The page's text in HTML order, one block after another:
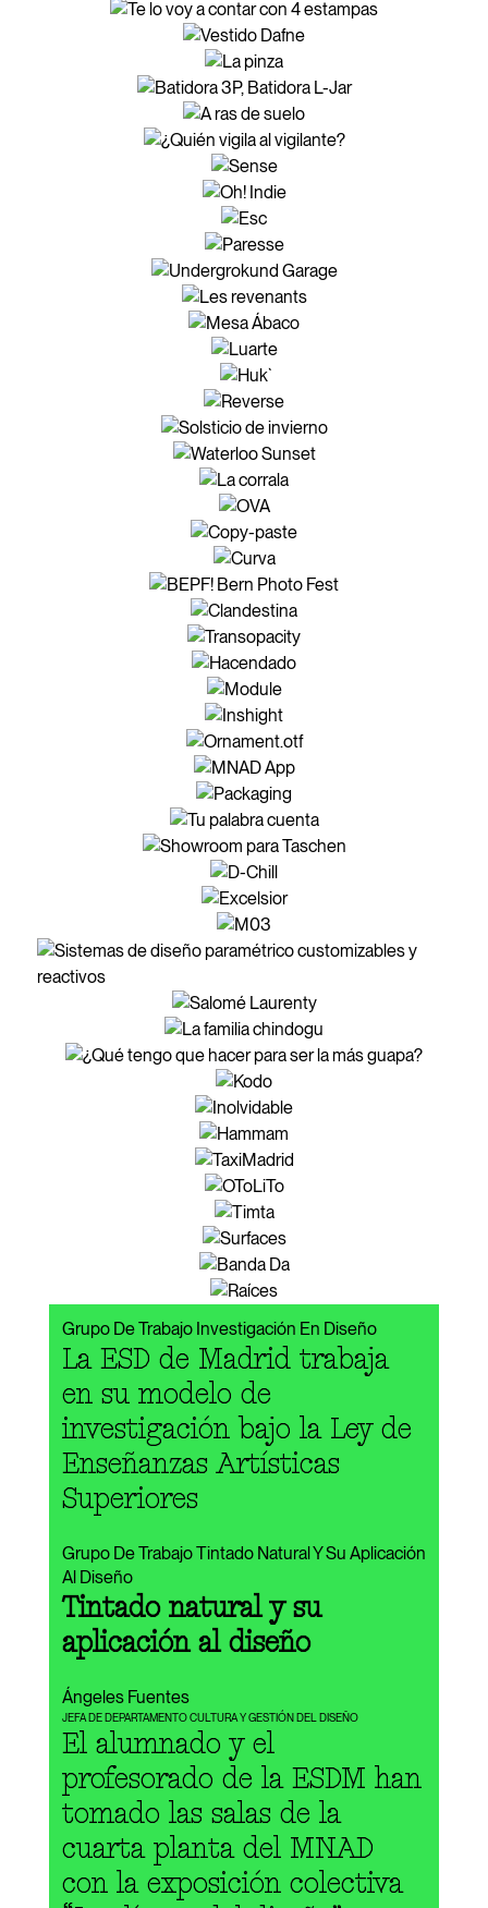
Grupo De Trabajo Investigación En Diseño
La ESD de Madrid trabaja
en su modelo de
investigación bajo la Ley de
Enseñanzas Artísticas
Superiores
Grupo De Trabajo Tintado Natural Y Su Aplicación
Al Diseño
Tintado natural y su
aplicación al diseño
Ángeles Fuentes
JEFA DE DEPARTAMENTO CULTURA Y GESTIÓN DEL DISEÑO
El alumnado y el
profesorado de la ESDM han
tomado las salas de la
cuarta planta del MNAD
con la exposición colectiva